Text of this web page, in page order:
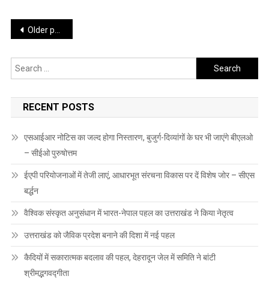
Posts
navigation
Older posts
Search
for:
RECENT POSTS
एसआईआर नोटिस का जल्द होगा निस्तारण, बुजुर्ग-दिव्यांगों के घर भी जाएंगे बीएलओ
– सीईओ पुरुषोत्तम
ईएपी परियोजनाओं में तेजी लाएं, आधारभूत संरचना विकास पर दें विशेष जोर – सीएस
बर्द्धन
वैश्विक संस्कृत अनुसंधान में भारत-नेपाल पहल का उत्तराखंड ने किया नेतृत्व
उत्तराखंड को जैविक प्रदेश बनाने की दिशा में नई पहल
कैदियों में सकारात्मक बदलाव की पहल, देहरादून जेल में समिति ने बांटी
श्रीमद्भगवद्गीता